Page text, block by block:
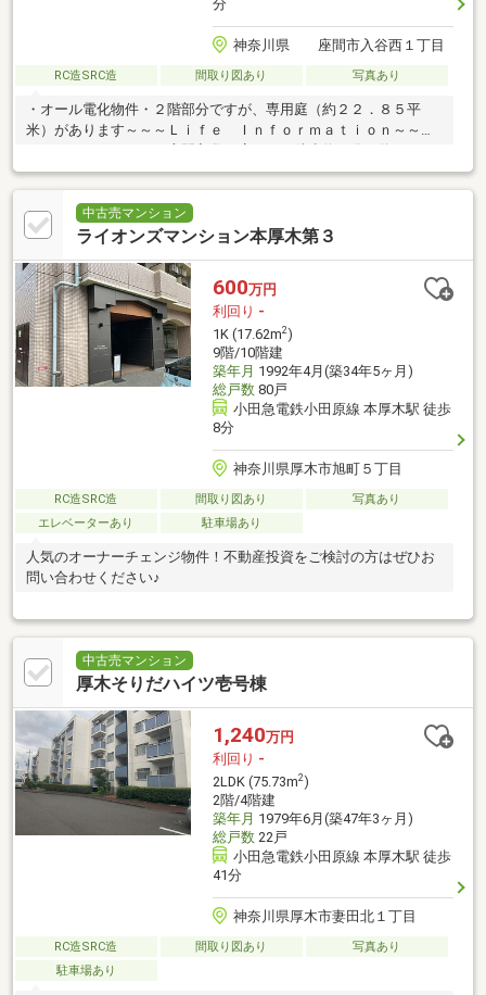
分
神奈川県 座間市入谷西１丁目
RC造SRC造 間取り図あり 写真あり
・オール電化物件・２階部分ですが、専用庭（約２２．８５平
米）があります～～～Ｌｉｆｅ Ｉｎｆｏｒｍａｔｉｏｎ～～
～・ファミリーマート座間入谷西店・・・徒歩約７分（約５３０
ｍ）・業務スーパー相武台店・・・徒歩約２０分（約１，６００
ｍ）・座間総合病院・・・徒歩約９分（約７２０ｍ）・座間市立
座間小学校・・・徒歩約２２分（約１，７００ｍ）・座間市立座
間中学校・・・徒歩約６分（約４６０ｍ）
中古売マンション
ライオンズマンション本厚木第３
600万円
利回り -
1K (17.62m2)
9階/10階建
築年月 1992年4月(築34年5ヶ月)
総戸数80戸
小田急電鉄小田原線 本厚木駅 徒歩
8分
神奈川県厚木市旭町５丁目
RC造SRC造 間取り図あり
写真あり
エレベーターあり
駐車場あり
人気のオーナーチェンジ物件！不動産投資をご検討の方はぜひお
問い合わせください♪
中古売マンション
厚木そりだハイツ壱号棟
1,240万円
利回り -
2LDK (75.73m2)
2階/4階建
築年月 1979年6月(築47年3ヶ月)
総戸数22戸
小田急電鉄小田原線 本厚木駅 徒歩
41分
神奈川県厚木市妻田北１丁目
RC造SRC造 間取り図あり
写真あり
駐車場あり